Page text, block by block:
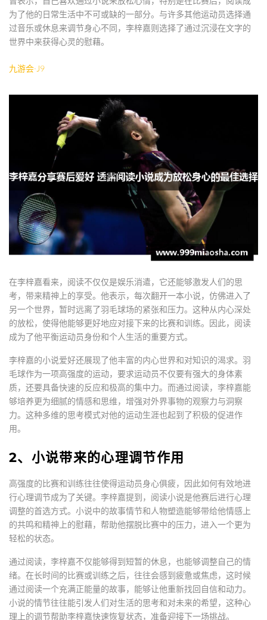
为了他的日常生活中不可或缺的一部分。与许多其他运动员选择通
过音乐或休息来调节身心不同，李梓嘉则选择了通过沉浸在文字的
世界中来获得心灵的慰藉。
九游会·J9
在李梓嘉看来，阅读不仅仅是娱乐消遣，它还能够激发人们的思
考，带来精神上的享受。他表示，每次翻开一本小说，仿佛进入了
另一个世界，暂时远离了羽毛球场的紧张和压力。这种从内心深处
的放松，使得他能够更好地应对接下来的比赛和训练。因此，阅读
成为了他平衡运动员身份和个人生活的重要方式。
李梓嘉的小说爱好还展现了他丰富的内心世界和对知识的渴求。羽
毛球作为一项高强度的运动，要求运动员不仅要有强大的身体素
质，还要具备快速的反应和极高的集中力。而通过阅读，李梓嘉能
够培养更为细腻的情感和思维，增强对外界事物的观察力与洞察
力。这种多维的思考模式对他的运动生涯也起到了积极的促进作
用。
2、小说带来的心理调节作用
高强度的比赛和训练往往使得运动员身心俱疲，因此如何有效地进
行心理调节成为了关键。李梓嘉提到，阅读小说是他赛后进行心理
调整的首选方式。小说中的故事情节和人物塑造能够带给他情感上
的共鸣和精神上的慰藉，帮助他摆脱比赛中的压力，进入一个更为
轻松的状态。
通过阅读，李梓嘉不仅能够得到短暂的休息，也能够调整自己的情
绪。在长时间的比赛或训练之后，往往会感到疲惫或焦虑，这时候
通过阅读一个充满正能量的故事，能够让他重新找回自信和动力。
小说的情节往往能引发人们对生活的思考和对未来的希望，这种心
理上的调节帮助李梓嘉快速恢复状态，准备迎接下一场挑战。